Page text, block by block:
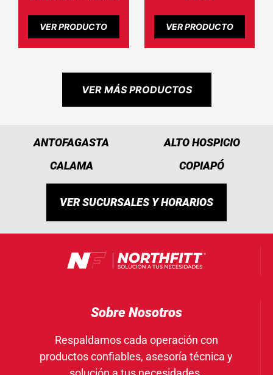
VER PRODUCTO VER PRODUCTO
VER MÁS PRODUCTOS
ANTOFAGASTA
ALTO HOSPICIO
CALAMA
COPIAPÓ
VER SUCURSALES Y HORARIOS
Sobre Nosotros
Respaldamos cada operación con
productos confiables, asesoría técnica y